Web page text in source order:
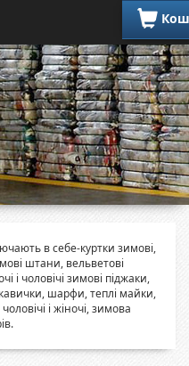
в себе-куртки зимові,
штани, вельветові
і чоловічі зимові піджаки,
шарфи, теплі майки,
і жіночі, зимова